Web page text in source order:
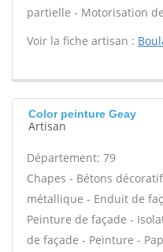
partielle - Motorisation
Voir la fiche artisan :
Color peinture Geay
Artisan
Département: 79
Chapes - Bétons
métallique - Enduit de
Peinture de façade -
de façade - Peinture -